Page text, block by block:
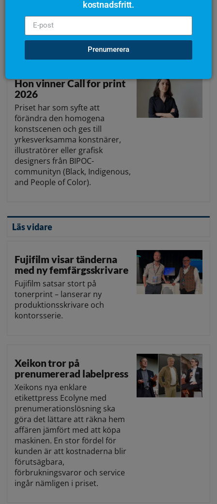
screentryckare, vänner inom
Fespa Sweden och gamla
styrelsekamrater har skrivit en
text till hans minne.
Hon vinner Call for print
2026
Priset har som syfte att
förändra den homogena
konstscenen och ges till
yrkesverksamma konstnärer,
illustratörer eller grafisk
designers från BIPOC-
communityn (Black, Indigenous,
and People of Color).
Läs vidare
Fujifilm visar tänderna
med ny femfärgsskrivare
Fujifilm satsar stort på
tonerprint – lanserar ny
produktionsskrivare och
kontorsserie.
Xeikon tror på
prenumererad labelpress
Xeikons nya enklare
etikettpress Ecolyne med
prenumerationslösning ska
göra det lättare att räkna hem
affären jämfört med att köpa
maskinen. En stor fördel för
kunden är att kostnaderna blir
förutsägbara,
förbrukningsvaror och service
ingår nämligen i priset.
kostnadsfritt.
Prenumerera